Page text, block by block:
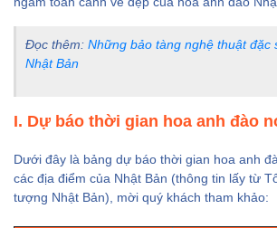
Ngày 3: Osaka
– Kyoto –
bữa)
tour du lịch Nhật
Bản ngắm hoa anh
đào của Cattour
Đọc thêm: Những bảo tàng nghệ thuật đặc
Nhật Bản
I. Dự báo thời gian hoa anh đào
Dưới đây là bảng dự báo thời gian hoa anh
các địa điểm của Nhật Bản (thông tin lấy từ
tượng Nhật Bản), mời quý khách tham khảo: